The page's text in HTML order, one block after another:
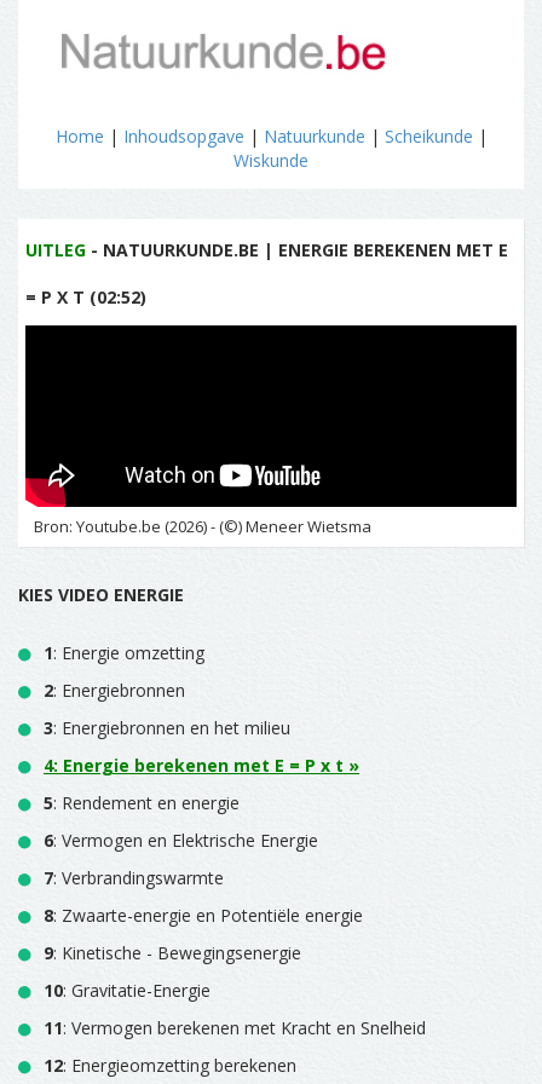
Home | Inhoudsopgave | Natuurkunde | Scheikunde |
Wiskunde
UITLEG - NATUURKUNDE.BE | ENERGIE BEREKENEN MET E
= P X T (02:52)
Bron: Youtube.be (2026) - (©) Meneer Wietsma
KIES VIDEO ENERGIE
1: Energie omzetting
2: Energiebronnen
3: Energiebronnen en het milieu
4: Energie berekenen met E = P x t »
5: Rendement en energie
6: Vermogen en Elektrische Energie
7: Verbrandingswarmte
8: Zwaarte-energie en Potentiële energie
9: Kinetische - Bewegingsenergie
10: Gravitatie-Energie
11: Vermogen berekenen met Kracht en Snelheid
12: Energieomzetting berekenen